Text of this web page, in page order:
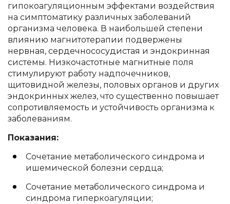
гипокоагуляционным эффектами воздействия
на симптоматику различных заболеваний
организма человека. В наибольшей степени
влиянию магнитотерапии подвержены
нервная, сердечнососудистая и эндокринная
системы. Низкочастотные магнитные поля
стимулируют работу надпочечников,
щитовидной железы, половых органов и других
эндокринных желез, что существенно повышает
сопротивляемость и устойчивость организма к
заболеваниям.
Показания:
Сочетание метаболического синдрома и
ишемической болезни сердца;
Сочетание метаболического синдрома и
синдрома гиперкоагуляции;